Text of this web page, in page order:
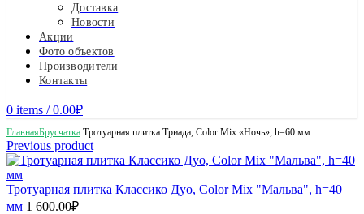
Доставка
Новости
Акции
Фото объектов
Производители
Контакты
0 items / 0.00₽
ГлавнаяБрусчатка Тротуарная плитка Триада, Color Mix «Ночь», h=60 мм
Previous product
Тротуарная плитка Классико Дуо, Color Mix "Мальва", h=40
мм 1 600.00₽